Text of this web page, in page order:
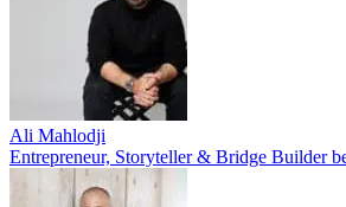
Ali Mahlodji
Entrepreneur, Storyteller & Bridge Builder